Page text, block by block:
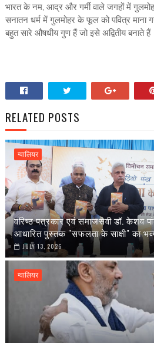
भारत के नम, आद्र और गर्मी वाले जगहों में
सनातन धर्म में गुलमोहर के फूल को पवित्र माना
बहुत सारे औषधीय गुण हैं जो इसे अद्वितीय बनाते हैं
RELATED POSTS
ग्वालियर
वरिष्ठ पत्रकार एवं समाजसेवी डॉ. केशव
आधारित पुस्तक "सफलता के साक्षी" का
JULY 13, 2026
ग्वालियर